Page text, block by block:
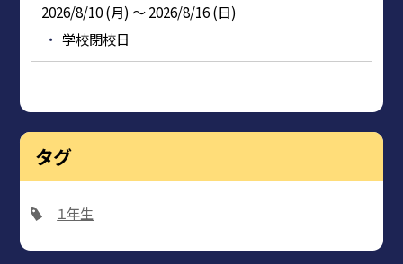
2026/8/10 (月) ～ 2026/8/16 (日)
学校閉校日
タグ
１年生